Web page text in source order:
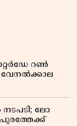
റൺ
വേനൽക്കാല
ലോ